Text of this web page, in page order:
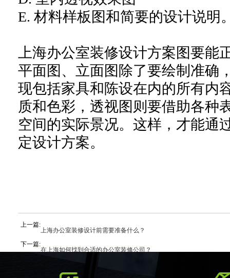
E. 材料样板图和简要的设计说明
上海办公室装修设计方案图要
平面图、立面图除了要绘制准确
现包括家具和陈设在内的所有内
质和色彩，透视图则要借助各种
空间的实际景况。这样，才能通
定设计方案。
上一篇:上海办公室装修设计前需要准备什么？
下一篇:在上海如何找到合适的办公室装修公司？